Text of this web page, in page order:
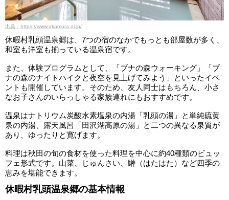
出典：https://www.qkamura.or.jp/
休暇村乳頭温泉郷は、7つの宿のなかでもっとも部屋数が多く、
和室も洋室も揃っている温泉宿です。
また、体験プログラムとして、「ブナの森ウォーキング」「ブ
ナの森のナイトハイクと夜空を見上げてみよう」といったイベ
ントも開催しています。そのため、友人同士はもちろん、小さ
なお子さんのいらっしゃる家族連れにもおすすめです。
温泉はナトリウム炭酸水素塩泉の内湯「乳頭の湯」と単純硫黄
泉の内湯、露天風呂「田沢湖高原の湯」と二つの異なる泉質が
あり、ゆったりと寛げます。
料理は秋田の旬の食材を使った料理を中心に約40種類のビュッ
フェ形式です。山菜、じゅんさい、鰰（はたはた）など四季の
恵みを堪能できます。
休暇村乳頭温泉郷の基本情報